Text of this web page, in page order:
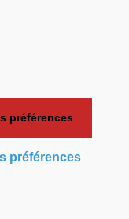
préférences
préférences